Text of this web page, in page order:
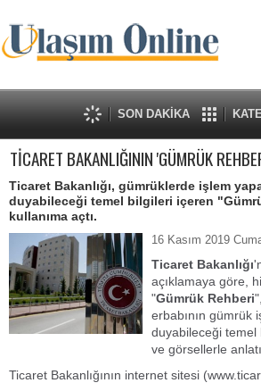
SON DAKİKA
TİCARET BAKANLIĞININ 'GÜMRÜK
Ticaret Bakanlığı, gümrüklerde işlem
duyabileceği temel bilgileri içeren
kullanıma açtı.
16 Kasım 2019
Ticaret Bakanlığı
açıklamaya göre,
"Gümrük Rehberi
erbabının gümrük
duyabileceği
ve görsellerle
Ticaret Bakanlığının internet sitesi